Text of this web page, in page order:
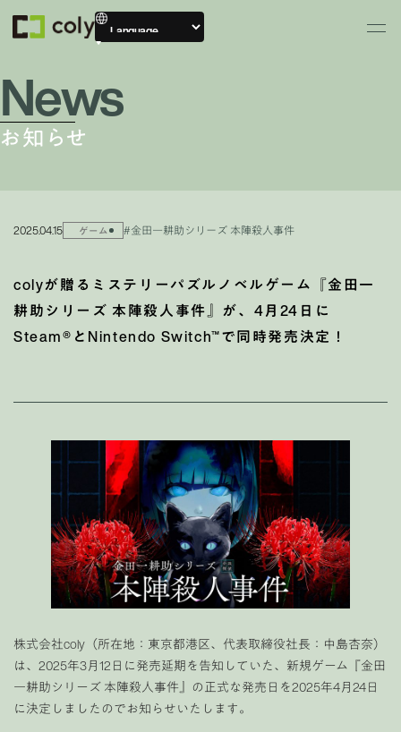
News
お知らせ
2025.04.15 ゲーム #金田一耕助シリーズ 本陣殺人事件
colyが贈るミステリーパズルノベルゲーム『金田一
耕助シリーズ 本陣殺人事件』が、4月24日に
Steam®︎とNintendo Switch™で同時発売決定！
株式会社coly（所在地：東京都港区、代表取締役社長：中島杏奈）
は、2025年3月12日に発売延期を告知していた、新規ゲーム『金田
一耕助シリーズ 本陣殺人事件』の正式な発売日を2025年4月24日
に決定しましたのでお知らせいたします。